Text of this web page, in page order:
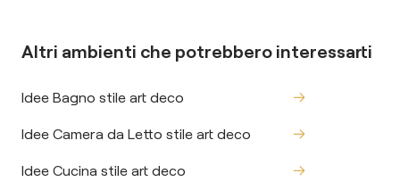
Altri ambienti che potrebbero interessarti
Idee Bagno stile art deco
Idee Camera da Letto stile art deco
Idee Cucina stile art deco